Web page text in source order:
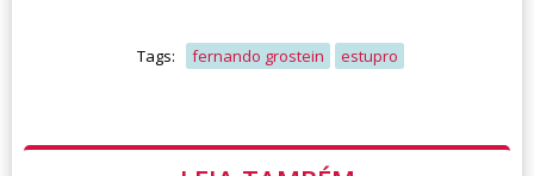
Tags: fernando grostein estupro